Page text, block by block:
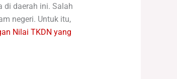
di daerah ini. Salah
negeri. Untuk itu,
Nilai TKDN yang